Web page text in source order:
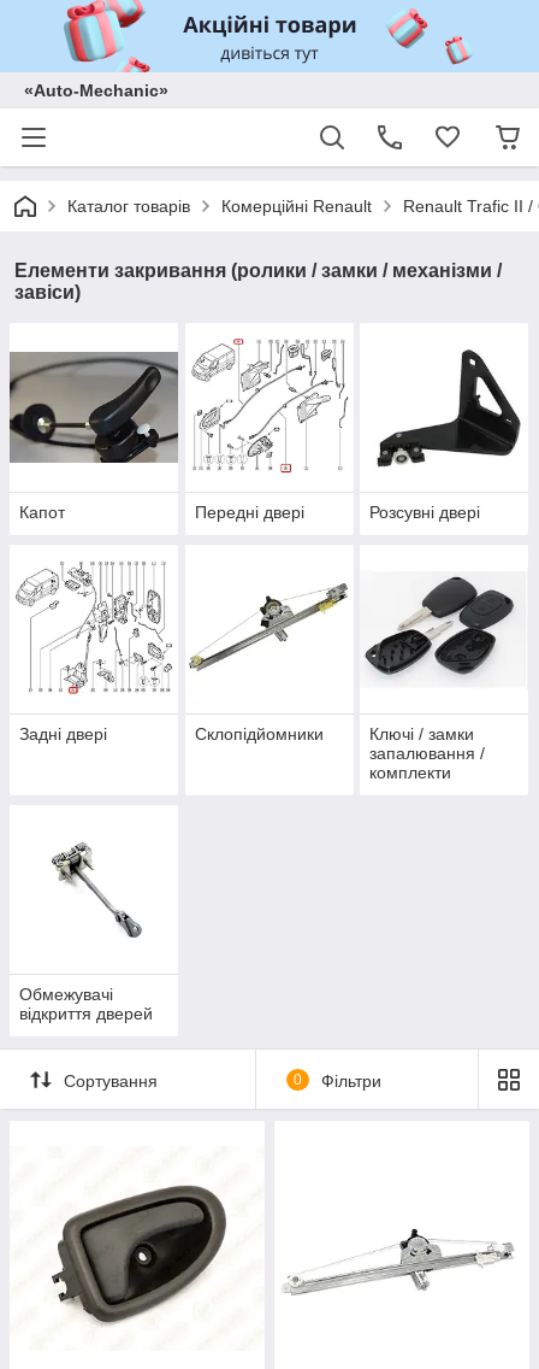
«Auto-Mechanic»
Каталог товарів Комерційні Renault Renault Trafic II
Елементи закривання (ролики / замки / механізми /
завіси)
Капот Передні двері Розсувні двері
Задні двері Склопідйомники
Ключі / замки
запалювання /
комплекти
Обмежувачі
відкриття дверей
Сортування 0 Фільтри